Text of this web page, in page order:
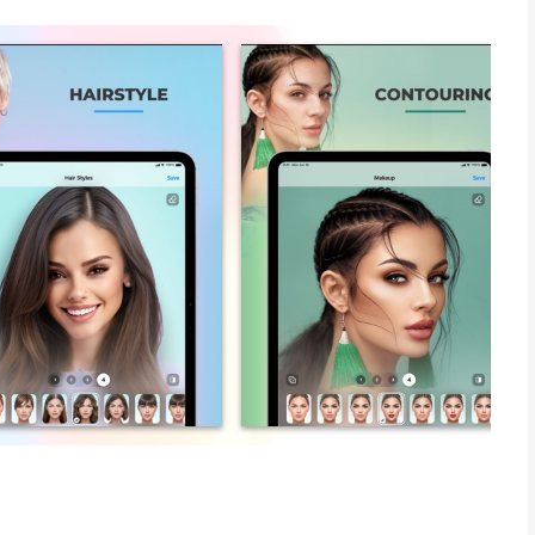
di sini untuk mencipta edit yang lancar dan fotorealistik
masa berjam-jam di photoshop lagi!
penapis Impresi